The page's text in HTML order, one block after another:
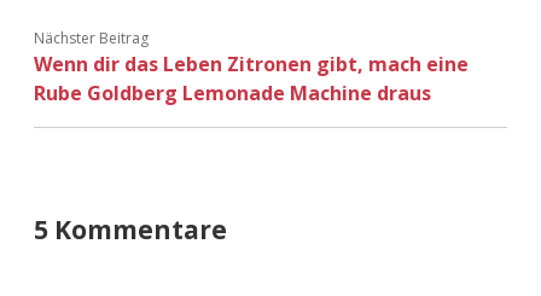
Nächster Beitrag
Wenn dir das Leben Zitronen gibt, mach eine
Rube Goldberg Lemonade Machine draus
5 Kommentare